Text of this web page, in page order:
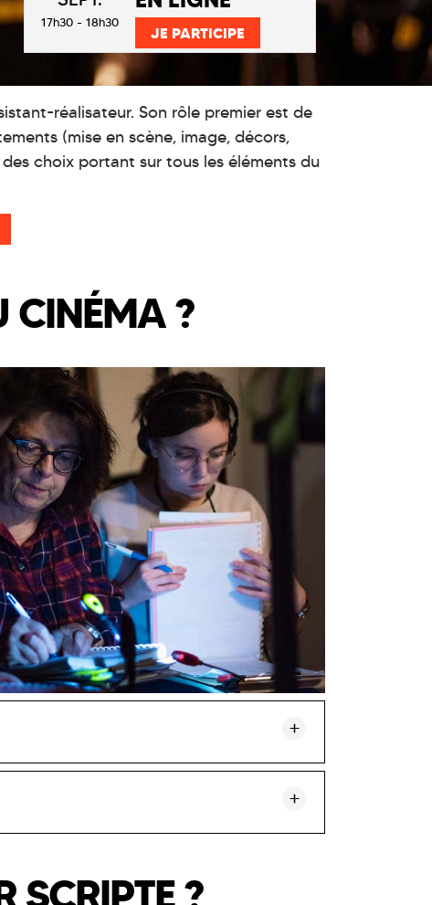
17h30 - 18h30
JE PARTICIPE
réalisateur. Son rôle premier est de
(mise en scène, image, décors,
choix portant sur tous les éléments du
CINÉMA ?